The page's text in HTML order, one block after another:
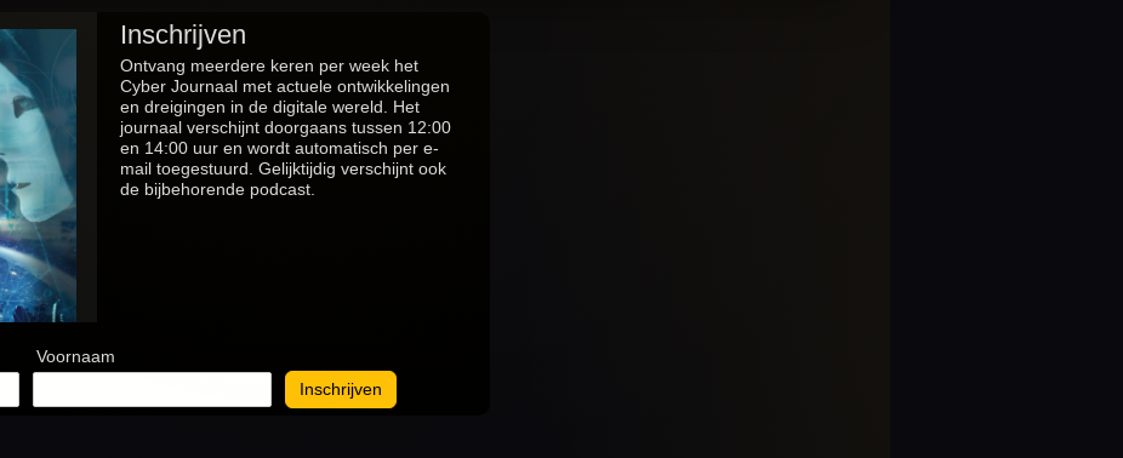
Inschrijven
Ontvang meerdere keren per week het
Cyber Journaal met actuele ontwikkelingen
en dreigingen in de digitale wereld. Het
journaal verschijnt doorgaans tussen 12:00
en 14:00 uur en wordt automatisch per e-
mail toegestuurd. Gelijktijdig verschijnt ook
de bijbehorende podcast.
Voornaam
Inschrijven